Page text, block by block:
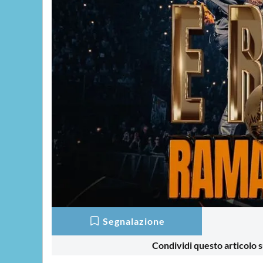
Segnalazione
Condividi questo articolo